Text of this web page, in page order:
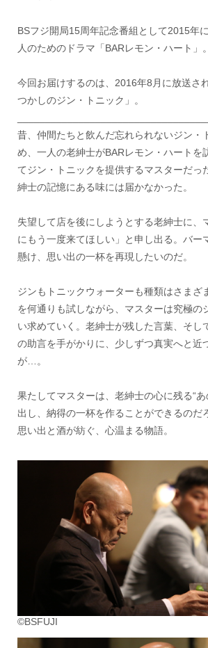
BSフジ開局15周年記念番組として2015年
人のためのドラマ「BARレモン・ハート」。
今回お届けするのは、2016年8月に放送さ
つかしのジン・トニック」。
昔、仲間たちと飲んだ忘れられないジン・
め、一人の老紳士がBARレモン・ハートを
てジン・トニックを提供するマスターだっ
紳士の記憶にある味には届かなかった。
失望して店を後にしようとする老紳士に、
にもう一度来てほしい」と申し出る。バー
懸け、思い出の一杯を再現したいのだ。
ジンもトニックウォーターも種類はさまざ
を何通りも試しながら、マスターは究極の
い求めていく。老紳士が残した言葉、そし
の助言を手がかりに、少しずつ真実へと近
が…。
果たしてマスターは、老紳士の心に残る“
出し、納得の一杯を作ることができるのだ
思い出と酒が紡ぐ、心温まる物語。
©BSFUJI